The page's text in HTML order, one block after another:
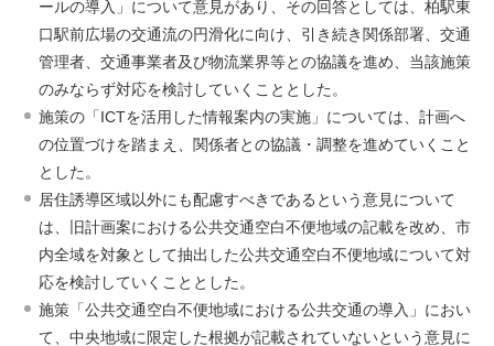
ールの導入」について意見があり、その回答としては、柏駅東
口駅前広場の交通流の円滑化に向け、引き続き関係部署、交通
管理者、交通事業者及び物流業界等との協議を進め、当該施策
のみならず対応を検討していくこととした。
施策の「ICTを活用した情報案内の実施」については、計画へ
の位置づけを踏まえ、関係者との協議・調整を進めていくこと
とした。
居住誘導区域以外にも配慮すべきであるという意見について
は、旧計画案における公共交通空白不便地域の記載を改め、市
内全域を対象として抽出した公共交通空白不便地域について対
応を検討していくこととした。
施策「公共交通空白不便地域における公共交通の導入」におい
て、中央地域に限定した根拠が記載されていないという意見に